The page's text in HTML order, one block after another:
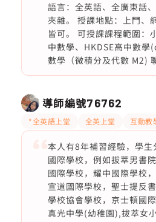
語言：全英語、全廣東話
夾雜。 授課地點：上門、
皆可。 可授課課程範圍：
中數學、HKDSE高中數學
數學（微積分及代數 M2)
導師編號76762
*全英語上堂 全英上堂 互動教
本人有8年補習經驗，學生
國際學校，例如拔萃男書
國際學校，耀中國際學校
宣道國際學校，聖士提反
學校協會學校，京士頓國
真光中學(幼稚園),拔萃女